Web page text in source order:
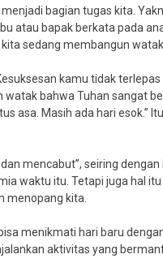
bagian tugas kita.
atau bapak berkata pada
sedang membangun
kamu tidak
watak bahwa Tuhan sangat
asa. Masih ada hari esok.”
mencabut”, seiring
waktu itu. Tetapi juga hal
menopang kita.
menikmati hari baru
aktivitas yang